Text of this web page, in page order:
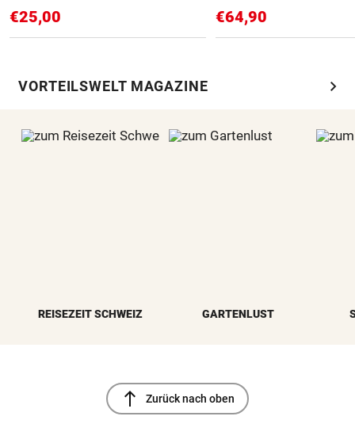
€25,00 €64,90
VORTEILSWELT MAGAZINE chevron_right
REISEZEIT SCHWEIZ GARTENLUST
north Zurück nach oben